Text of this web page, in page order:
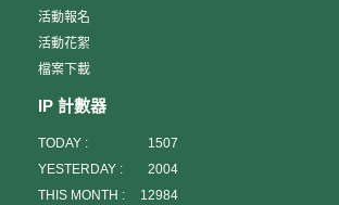
路報名：各場次請分別至以下連結報名 場次1淡
場次2台北市立圖書館北投分
館 https://www.accupass.com/event/
場次3舊振南漢餅文化
館 https://www.accupass.com/event/
場次4三峽北大特區全齡生活
館 https://www.accupass.com/event/
活動報名
活動花絮
檔案下載
IP 計數器
TODAY :
1507
YESTERDAY :
2004
THIS MONTH :
12984